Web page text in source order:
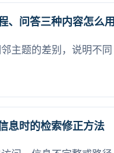
、问答三种内容怎么用
主题的差别，说明不同
息时的检索修正方法